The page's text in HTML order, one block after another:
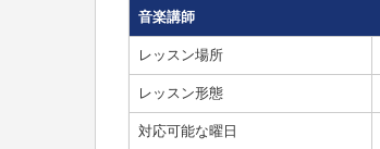
音楽講師
レッスン場所
レッスン形態
対応可能な曜日